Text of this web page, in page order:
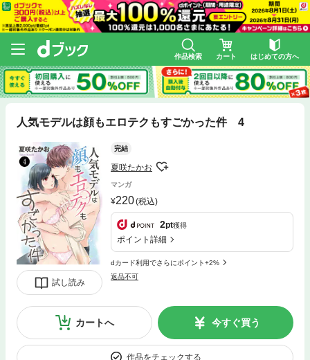
作品検索 カート はじめての方へ
人気モデルは顔もエロテクもすごかった件 4
試し読み
完結
夏咲たかお
マンガ
220(税込)
2pt獲得
ポイント詳細
dカード利用でさらにポイント+2%
返品不可
カートへ 今すぐ買う
作品をチェックする